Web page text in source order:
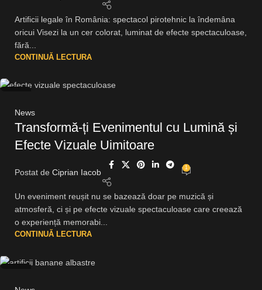
Artificii legale în România: spectacol pirotehnic la îndemâna
oricui Visezi la un cer colorat, luminat de efecte spectaculoase,
fără...
CONTINUĂ LECTURA
News
Transformă-ți Evenimentul cu Lumină și
Efecte Vizuale Uimitoare
Postat de Ciprian Iacob 1
Un eveniment reușit nu se bazează doar pe muzică și
atmosferă, ci și pe efecte vizuale spectaculoase care creează
o experiență memorabi...
CONTINUĂ LECTURA